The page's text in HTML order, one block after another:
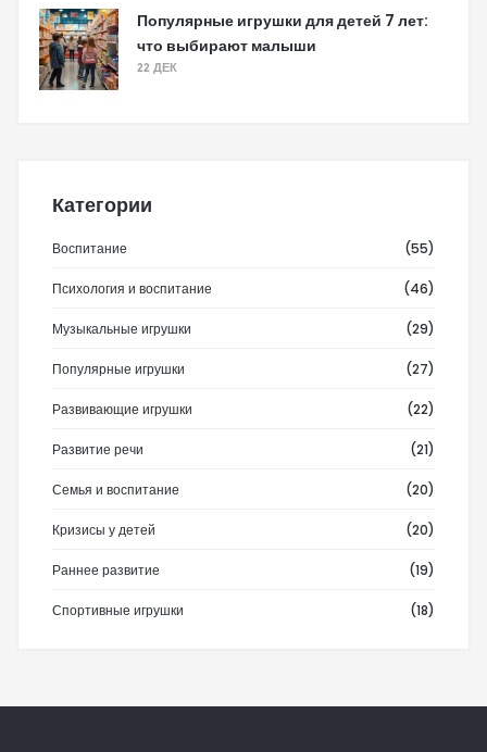
Популярные игрушки для детей 7 лет:
что выбирают малыши
22 ДЕК
Категории
Воспитание (55)
Психология и воспитание (46)
Музыкальные игрушки (29)
Популярные игрушки (27)
Развивающие игрушки (22)
Развитие речи (21)
Семья и воспитание (20)
Кризисы у детей (20)
Раннее развитие (19)
Спортивные игрушки (18)